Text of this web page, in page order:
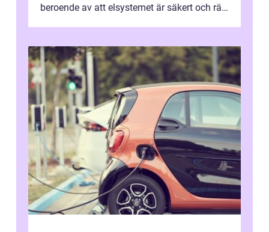
beroende av att elsystemet är säkert och rätt